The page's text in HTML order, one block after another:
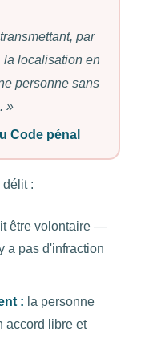
par
la localisation en
personne sans
»
Code pénal
:
être volontaire —
a pas d'infraction
: la personne
accord libre et